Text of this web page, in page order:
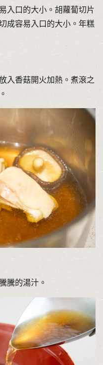
入口的大小。胡蘿蔔切片
成容易入口的大小。年糕
入香菇開火加熱。煮滾之
騰的湯汁。